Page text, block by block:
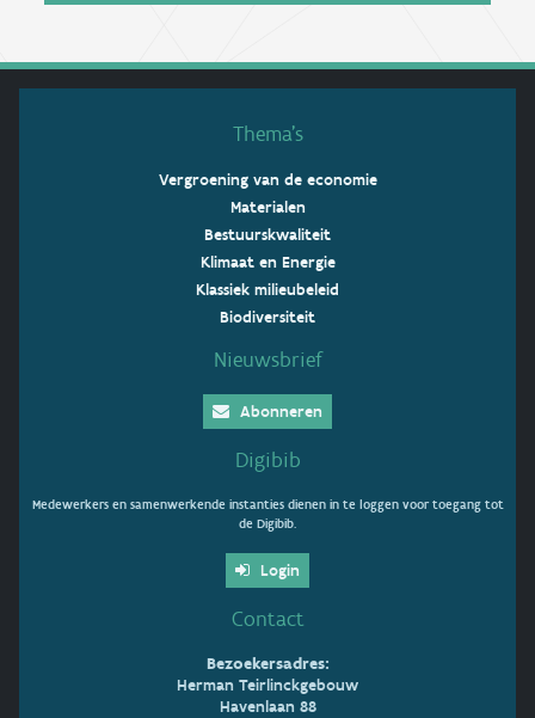
Thema’s
Vergroening van de economie
Materialen
Bestuurskwaliteit
Klimaat en Energie
Klassiek milieubeleid
Biodiversiteit
Nieuwsbrief
Abonneren
Digibib
Medewerkers en samenwerkende instanties dienen in te loggen voor toegang tot
de Digibib.
Login
Contact
Bezoekersadres:
Herman Teirlinckgebouw
Havenlaan 88